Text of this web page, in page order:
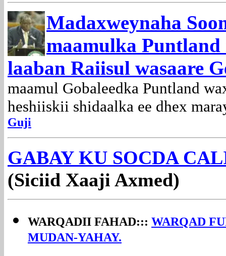
Madaxweynaha
maamulka
laaban Raiisul wasaare
maamul Gobaleedka Puntland
heshiiskii shidaalka ee dhex
Guji
GABAY KU SOCDA
(Siciid Xaaji Axmed)
WARQADII FAHAD::: WARQAD
MUDAN-YAHAY.